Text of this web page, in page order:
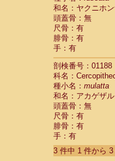
Cebidae
Cebidae
Cebidae
Cebidae
Atelidae
Atelidae
Atelidae
Atelidae
Atelidae
Atelidae
Atelidae
Atelidae
Atelidae
Atelidae
和名：ヤクニホ
頭蓋骨：無
尺骨：有
腓骨：有
手：有
剖検番号：01188
科名：
種小名： mulatta
和名：アカゲザル
頭蓋骨：無
尺骨：有
腓骨：有
手：有
3 件中 1 件から